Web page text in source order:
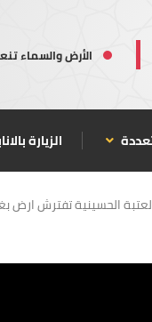
الأرض والسماء
الزيارة
الحسينية تفترش ارض